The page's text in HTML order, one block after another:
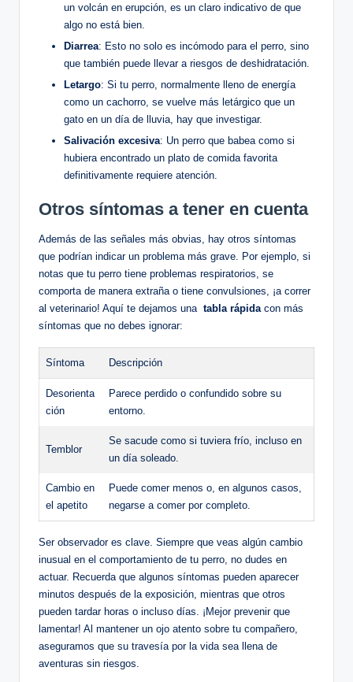
un ⁣volcán en erupción, es ‍un‍ claro indicativo de que
algo no está bien.
Diarrea: Esto no solo ⁣es incómodo para⁤ el ‍perro, sino
‌que también puede llevar a riesgos de​ deshidratación.
Letargo: Si⁤ tu perro, normalmente⁢ lleno de energía
como​ un cachorro,‍ se‍ vuelve más letárgico que un⁢
gato​ en un día de lluvia, hay que investigar.
Salivación excesiva: Un perro que babea como si
hubiera encontrado un ⁣plato de comida favorita
definitivamente​ requiere atención.
Otros síntomas ⁤a tener en cuenta
Además de⁤ las⁤ señales más ‌obvias, hay ​otros síntomas
que podrían⁣ indicar un⁢ problema más grave. Por ejemplo, ​si
notas ⁤que tu perro⁤ tiene problemas respiratorios, ⁤se‌
comporta de manera⁣ extraña o tiene convulsiones, ¡a correr⁢
al ‍veterinario! Aquí te dejamos una ⁢ tabla rápida‌con más
síntomas ⁢que⁢ no ⁣debes ignorar:
Síntoma Descripción
Desorienta
ción
Parece perdido ​o confundido sobre ⁣su
‍entorno.
Temblor
Se sacude como ‍si tuviera frío, ⁣incluso en
un día ⁣soleado.
Cambio​ en
el‍ apetito
Puede comer menos o, en algunos casos,
‌negarse a comer ​por ​completo.
Ser observador es clave. Siempre que veas algún ‌cambio
inusual en el comportamiento ⁢de⁣ tu perro, no dudes en
actuar. Recuerda⁤ que algunos síntomas pueden aparecer
minutos después​ de ⁤la exposición, mientras que otros⁢
pueden tardar horas o ⁣incluso días. ⁢¡Mejor prevenir que
lamentar! Al mantener un ojo atento sobre tu compañero,
aseguramos ⁤que su travesía por la vida sea llena de
‍aventuras ​sin riesgos.